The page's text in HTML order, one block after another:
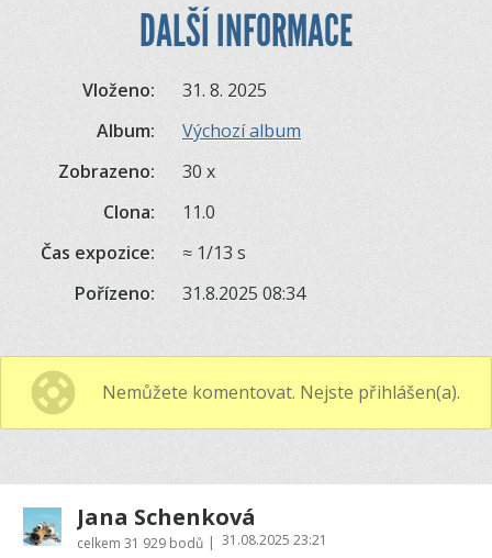
DALŠÍ INFORMACE
Vloženo:
31. 8. 2025
Album:
Výchozí album
Zobrazeno:
30 x
Clona:
11.0
Čas expozice:
≈ 1/13 s
Pořízeno:
31.8.2025 08:34
Nemůžete komentovat. Nejste přihlášen(a).
Jana Schenková
celkem 31 929 bodů | 31.08.2025 23:21